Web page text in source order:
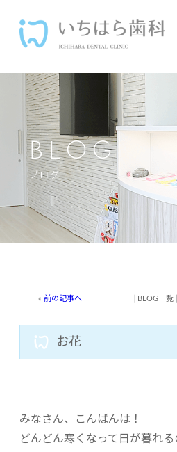
BLOG
ブログ
« 前の記事へ BLOG一覧
お花
みなさん、こんばんは！
どんどん寒くなって日が暮れ